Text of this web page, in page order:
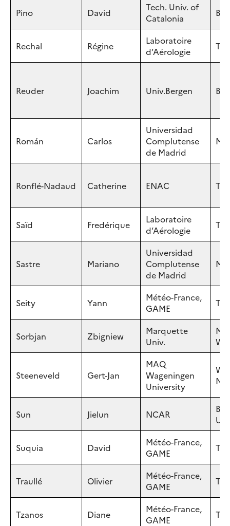
Pino David
Tech. Univ. of
Catalonia
Rechal Régine
Laboratoire
d’Aérologie
Reuder Joachim Univ.Bergen
Román Carlos
Universidad
Complutense
de Madrid
Ronflé-Nadaud Catherine ENAC
Saïd Fredérique
Laboratoire
d’Aérologie
Sastre Mariano
Universidad
Complutense
de Madrid
Seity Yann
Météo-France,
GAME
Sorbjan Zbigniew
Marquette
Univ.
Steeneveld Gert-Jan
MAQ
Wageningen
University
NE
Sun Jielun NCAR
Suquia David
Météo-France,
GAME
Traullé Olivier
Météo-France,
GAME
Tzanos Diane
Météo-France,
GAME